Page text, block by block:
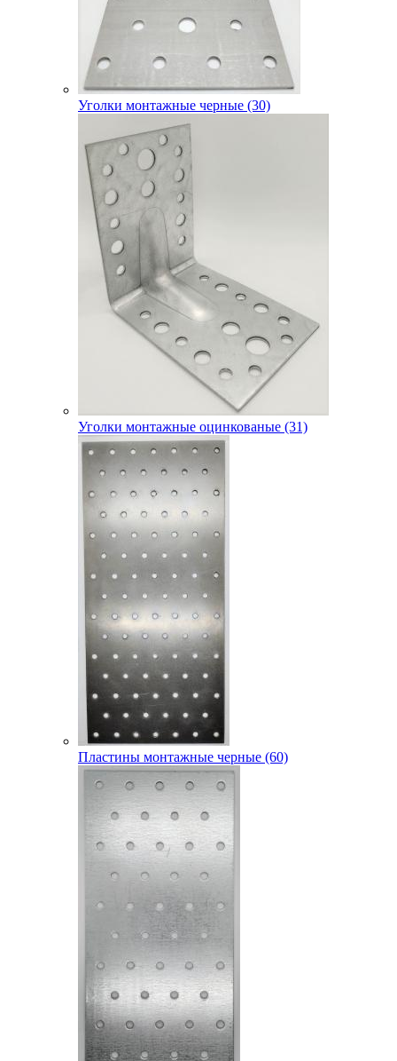
Уголки монтажные черные (30)
Уголки монтажные оцинкованые (31)
Пластины монтажные черные (60)